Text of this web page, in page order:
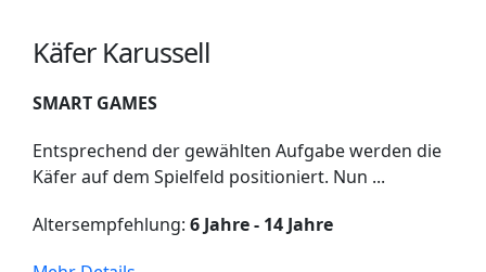
Käfer Karussell
SMART GAMES
Entsprechend der gewählten Aufgabe werden die
Käfer auf dem Spielfeld positioniert. Nun ...
Altersempfehlung: 6 Jahre - 14 Jahre